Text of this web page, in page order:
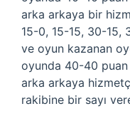
arka arkaya bir
15-0, 15-15, 30-15,
ve oyun kazanan
oyunda 40-40
arka arkaya
rakibine bir sayı